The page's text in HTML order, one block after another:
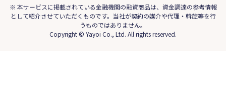
※ 本サービスに掲載されている金融機関の融資商品は、資金調達の参考情報
として紹介させていただくものです。当社が契約の媒介や代理・斡旋等を行
うものではありません。
Copyright © Yayoi Co., Ltd. All rights reserved.